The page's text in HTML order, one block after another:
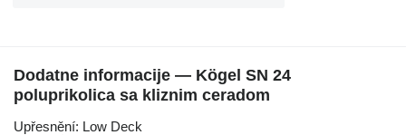
Dodatne informacije — Kögel SN 24
poluprikolica sa kliznim ceradom
Upřesnění: Low Deck